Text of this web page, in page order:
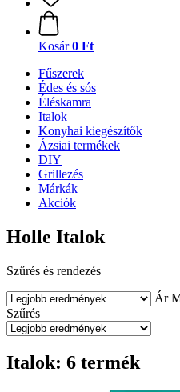
Kosár 0 Ft
Fűszerek
Édes és sós
Éléskamra
Italok
Konyhai kiegészítők
Ázsiai termékek
DIY
Grillezés
Márkák
Akciók
Holle Italok
Szűrés és rendezés
Ár
Szűrés
Italok: 6 termék